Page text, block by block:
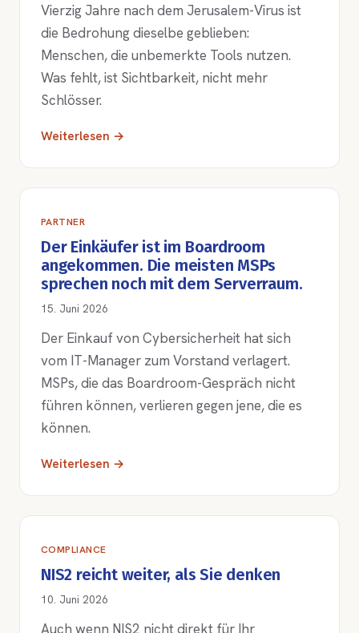
Vierzig Jahre nach dem Jerusalem-Virus ist
die Bedrohung dieselbe geblieben:
Menschen, die unbemerkte Tools nutzen.
Was fehlt, ist Sichtbarkeit, nicht mehr
Schlösser.
Weiterlesen →
PARTNER
Der Einkäufer ist im Boardroom
angekommen. Die meisten MSPs
sprechen noch mit dem Serverraum.
15. Juni 2026
Der Einkauf von Cybersicherheit hat sich
vom IT-Manager zum Vorstand verlagert.
MSPs, die das Boardroom-Gespräch nicht
führen können, verlieren gegen jene, die es
können.
Weiterlesen →
COMPLIANCE
NIS2 reicht weiter, als Sie denken
10. Juni 2026
Auch wenn NIS2 nicht direkt für Ihr